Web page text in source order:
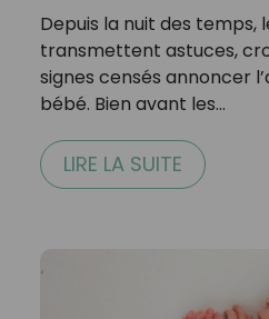
Depuis la nuit des temps,
transmettent astuces,
signes censés annoncer
bébé. Bien avant les…
LIRE LA SUITE